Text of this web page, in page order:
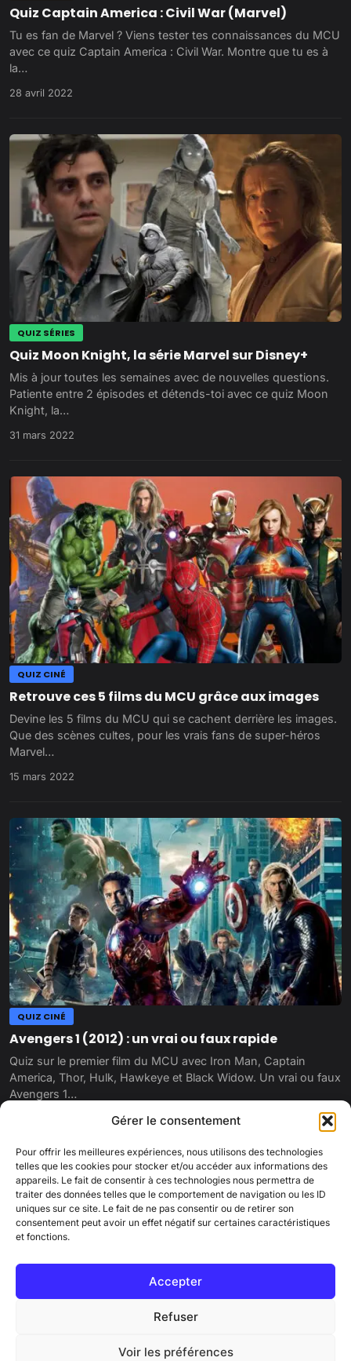
Gérer le consentement
Pour offrir les meilleures expériences, nous utilisons des technologies
telles que les cookies pour stocker et/ou accéder aux informations des
appareils. Le fait de consentir à ces technologies nous permettra de
traiter des données telles que le comportement de navigation ou les ID
uniques sur ce site. Le fait de ne pas consentir ou de retirer son
consentement peut avoir un effet négatif sur certaines caractéristiques
et fonctions.
Accepter
Refuser
Voir les préférences
Quiz Captain America : Civil War (Marvel)
Tu es fan de Marvel ? Viens tester tes connaissances du MCU
avec ce quiz Captain America : Civil War. Montre que tu es à
la…
28 avril 2022
QUIZ SÉRIES
Quiz Moon Knight, la série Marvel sur Disney+
Mis à jour toutes les semaines avec de nouvelles questions.
Patiente entre 2 épisodes et détends-toi avec ce quiz Moon
Knight, la…
31 mars 2022
QUIZ CINÉ
Retrouve ces 5 films du MCU grâce aux images
Devine les 5 films du MCU qui se cachent derrière les images.
Que des scènes cultes, pour les vrais fans de super-héros
Marvel…
15 mars 2022
QUIZ CINÉ
Avengers 1 (2012) : un vrai ou faux rapide
Quiz sur le premier film du MCU avec Iron Man, Captain
America, Thor, Hulk, Hawkeye et Black Widow. Un vrai ou faux
Avengers 1…
PINKCORN
Contactez-nous
Charte éditorialeCookiesPolitique de confidentialité
© 2026 Pinkcorn.fr - Tous droits réservés